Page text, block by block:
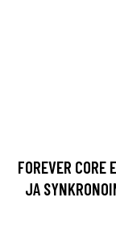
FOREVER CORE
JA